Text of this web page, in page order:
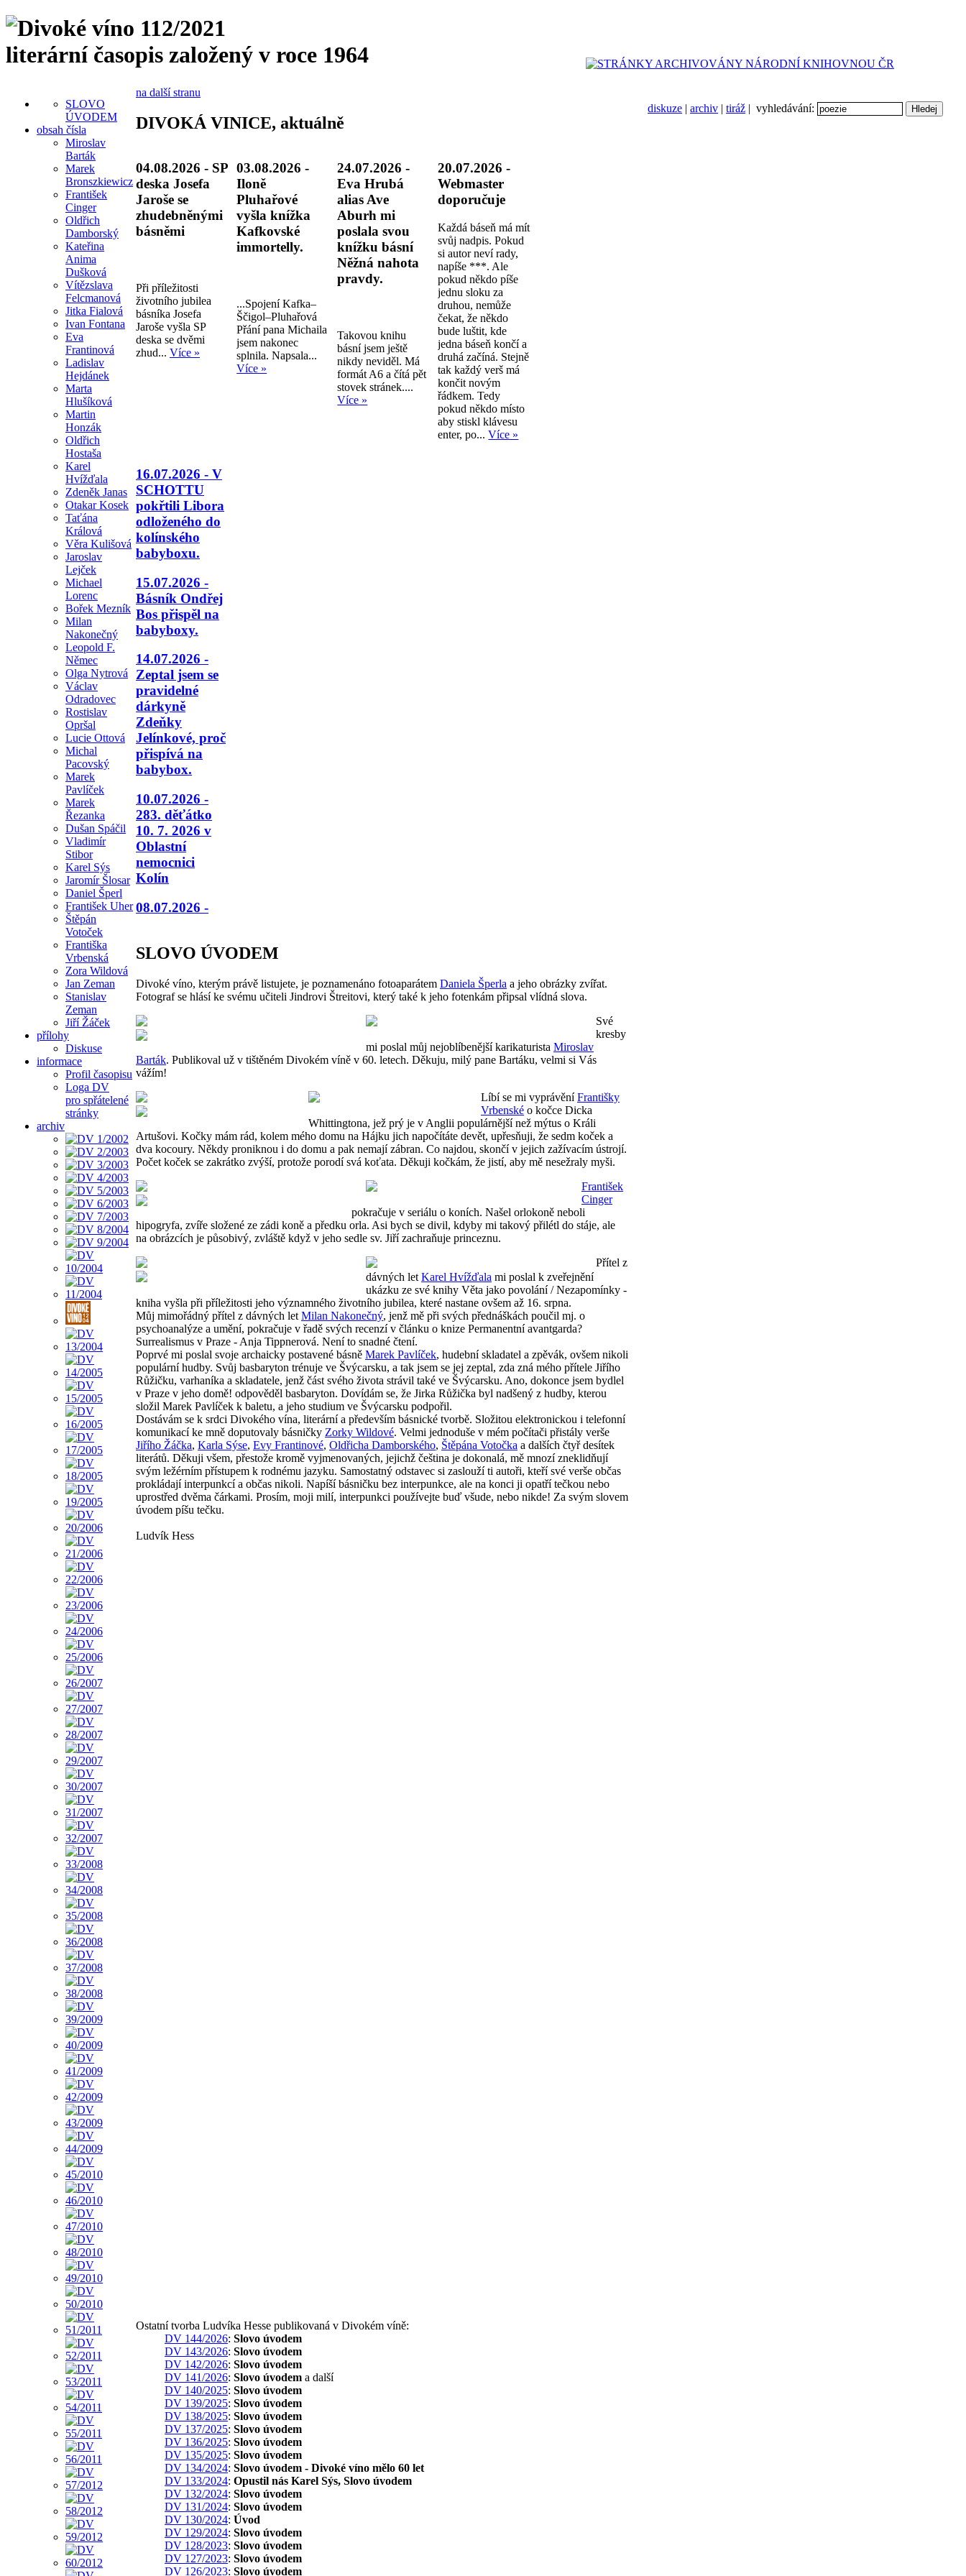
literární časopis založený v roce 1964
diskuze | archiv | tiráž | vyhledávání:
SLOVO
ÚVODEM
obsah čísla
Miroslav
Barták
Marek
Bronszkiewicz
František
Cinger
Oldřich
Damborský
Kateřina
Anima
Dušková
Vítězslava
Felcmanová
Jitka Fialová
Ivan Fontana
Eva
Frantinová
Ladislav
Hejdánek
Marta
Hlušíková
Martin
Honzák
Oldřich
Hostaša
Karel
Hvížďala
Zdeněk Janas
Otakar Kosek
Taťána
Králová
Věra Kulišová
Jaroslav
Lejček
Michael
Lorenc
Bořek Mezník
Milan
Nakonečný
Leopold F.
Němec
Olga Nytrová
Václav
Odradovec
Rostislav
Opršal
Lucie Ottová
Michal
Pacovský
Marek
Pavlíček
Marek
Řezanka
Dušan Spáčil
Vladimír
Stibor
Karel Sýs
Jaromír Šlosar
Daniel Šperl
František Uher
Štěpán
Votoček
Františka
Vrbenská
Zora Wildová
Jan Zeman
Stanislav
Zeman
Jiří Žáček
přílohy
Diskuse
informace
Profil časopisu
Loga DV
pro spřátelené
stránky
archiv
na další stranu
DIVOKÁ VINICE, aktuálně
04.08.2026 - SP
deska Josefa
Jaroše se
zhudebněnými
básněmi
Při příležitosti
životního jubilea
básníka Josefa
Jaroše vyšla SP
deska se dvěmi
zhud... Více »
03.08.2026 -
Iloně
Pluhařové
vyšla knížka
Kafkovské
immortelly.
...Spojení Kafka–
Ščigol–Pluhařová
Přání pana Michaila
jsem nakonec
splnila. Napsala...
Více »
24.07.2026 -
Eva Hrubá
alias Ave
Aburh mi
poslala svou
knížku básní
Něžná nahota
pravdy.
Takovou knihu
básní jsem ještě
nikdy neviděl. Má
formát A6 a čítá pět
stovek stránek....
Více »
20.07.2026 -
Webmaster
doporučuje
Každá báseň má mít
svůj nadpis. Pokud
si autor neví rady,
napíše ***. Ale
pokud někdo píše
jednu sloku za
druhou, nemůže
čekat, že někdo
bude luštit, kde
jedna báseň končí a
druhá začíná. Stejně
tak každý verš má
končit novým
řádkem. Tedy
pokud někdo místo
aby stiskl klávesu
enter, po...Více »
16.07.2026 - V
SCHOTTU
pokřtili Libora
odloženého do
kolínského
babyboxu.
15.07.2026 -
Básník Ondřej
Bos přispěl na
babyboxy.
14.07.2026 -
Zeptal jsem se
pravidelné
dárkyně
Zdeňky
Jelínkové, proč
přispívá na
babybox.
10.07.2026 -
283. děťátko
10. 7. 2026 v
Oblastní
nemocnici
Kolín
08.07.2026 -
SLOVO ÚVODEM
Divoké víno, kterým právě listujete, je poznamenáno fotoaparátem Daniela Šperla a jeho obrázky zvířat.
Fotograf se hlásí ke svému učiteli Jindrovi Štreitovi, který také k jeho fotenkám připsal vlídná slova.
Své
kresby
mi poslal můj nejoblíbenější karikaturista Miroslav
Barták. Publikoval už v tištěném Divokém víně v 60. letech. Děkuju, milý pane Bartáku, velmi si Vás
vážím!
Líbí se mi vyprávěníFrantišky
Vrbenské o kočce Dicka
Whittingtona, jež prý je v Anglii populárnější než mýtus o Králi
Artušovi. Kočky mám rád, kolem mého domu na Hájku jich napočítáte devět, upřesňuji, že sedm koček a
dva kocoury. Někdy proniknou i do domu a pak nemají zábran. Co najdou, skončí v jejich zažívacím ústrojí.
Počet koček se zakrátko zvýší, protože porodí svá koťata. Děkuji kočkám, že jistí, aby mě nesežraly myši.
František
Cinger
pokračuje v seriálu o koních. Našel orlokoně neboli
hipogryfa, zvíře složené ze zádi koně a předku orla. Asi bych se divil, kdyby mi takový přilétl do stáje, ale
na obrázcích je působivý, zvláště když v jeho sedle sv. Jiří zachraňuje princeznu.
Přítel z
dávných let Karel Hvížďala mi poslal k zveřejnění
ukázku ze své knihy Věta jako povolání / Nezapomínky -
kniha vyšla při příležitosti jeho významného životního jubilea, které nastane ovšem až 16. srpna.
Můj mimořádný přítel z dávných let Milan Nakonečný, jenž mě při svých přednáškách poučil mj. o
psychoanalýze a umění, pokračuje v řadě svých recenzí v článku o knize Permanentní avantgarda?
Surrealismus v Praze - Anja Tippnerová. Není to snadné čtení.
Poprvé mi poslal svoje archaicky postavené básně Marek Pavlíček, hudební skladatel a zpěvák, ovšem nikoli
populární hudby. Svůj basbaryton trénuje ve Švýcarsku, a tak jsem se jej zeptal, zda zná mého přítele Jiřího
Růžičku, varhaníka a skladatele, jenž část svého života strávil také ve Švýcarsku. Ano, dokonce jsem bydlel
v Praze v jeho domě! odpověděl basbaryton. Dovídám se, že Jirka Růžička byl nadšený z hudby, kterou
složil Marek Pavlíček k baletu, a jeho studium ve Švýcarsku podpořil.
Dostávám se k srdci Divokého vína, literární a především básnické tvorbě. Složitou elektronickou i telefonní
komunikací ke mně doputovaly básničky Zorky Wildové. Velmi jednoduše v mém počítači přistály verše
Jiřího Žáčka, Karla Sýse, Evy Frantinové, Oldřicha Damborského, Štěpána Votočka a dalších čtyř desítek
literátů. Děkuji všem, přestože kromě vyjmenovaných, jejichž čeština je dokonalá, mě mnozí zneklidňují
svým ležérním přístupem k rodnému jazyku. Samostatný odstavec si zaslouží ti autoři, kteří své verše občas
prokládají interpunkcí a občas nikoli. Napíší básničku bez interpunkce, ale na konci ji opatří tečkou nebo
uprostřed dvěma čárkami. Prosím, moji milí, interpunkci používejte buď všude, nebo nikde! Za svým slovem
úvodem píšu tečku.
Ludvík Hess
Ostatní tvorba Ludvíka Hesse publikovaná v Divokém víně:
DV 144/2026: Slovo úvodem
DV 143/2026: Slovo úvodem
DV 142/2026: Slovo úvodem
DV 141/2026: Slovo úvodem a další
DV 140/2025: Slovo úvodem
DV 139/2025: Slovo úvodem
DV 138/2025: Slovo úvodem
DV 137/2025: Slovo úvodem
DV 136/2025: Slovo úvodem
DV 135/2025: Slovo úvodem
DV 134/2024: Slovo úvodem - Divoké víno mělo 60 let
DV 133/2024: Opustil nás Karel Sýs, Slovo úvodem
DV 132/2024: Slovo úvodem
DV 131/2024: Slovo úvodem
DV 130/2024: Úvod
DV 129/2024: Slovo úvodem
DV 128/2023: Slovo úvodem
DV 127/2023: Slovo úvodem
DV 126/2023: Slovo úvodem